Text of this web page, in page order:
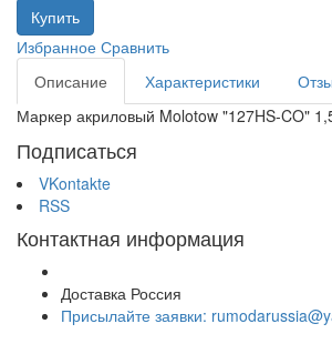
Купить
Избранное Сравнить
Описание
Характеристики
Маркер акриловый Molotow "127HS-CO"
Подписаться
VKontakte
RSS
Контактная информация
Доставка Россия
Присылайте заявки: